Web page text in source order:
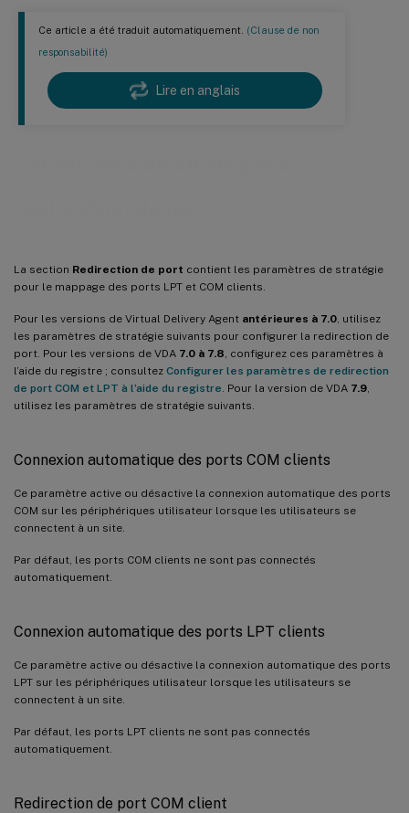
Ce article a été traduit automatiquement. (Clause de non
responsabilité)
Lire en anglais
La section Redirection de port contient les paramètres de stratégie
pour le mappage des ports LPT et COM clients.
Pour les versions de Virtual Delivery Agent antérieures à 7.0 , utilisez
les paramètres de stratégie suivants pour configurer la redirection de
port. Pour les versions de VDA 7.0 à 7.8 , configurez ces paramètres à
l’aide du registre ; consultez Configurer les paramètres de redirection
de port COM et LPT à l’aide du registre . Pour la version de VDA 7.9
utilisez les paramètres de stratégie suivants.
Connexion automatique des ports COM clients
Ce paramètre active ou désactive la connexion automatique des ports
COM sur les périphériques utilisateur lorsque les utilisateurs se
connectent à un site.
Par défaut, les ports COM clients ne sont pas connectés
automatiquement.
Connexion automatique des ports LPT clients
Ce paramètre active ou désactive la connexion automatique des ports
LPT sur les périphériques utilisateur lorsque les utilisateurs se
connectent à un site.
Par défaut, les ports LPT clients ne sont pas connectés
automatiquement.
Redirection de port COM client